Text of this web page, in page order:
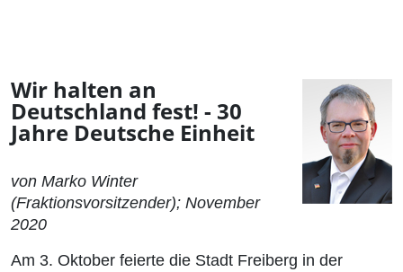
Wir halten an
Deutschland fest! - 30
Jahre Deutsche Einheit
von Marko Winter
(Fraktionsvorsitzender); November
2020
Am 3. Oktober feierte die Stadt Freiberg in der